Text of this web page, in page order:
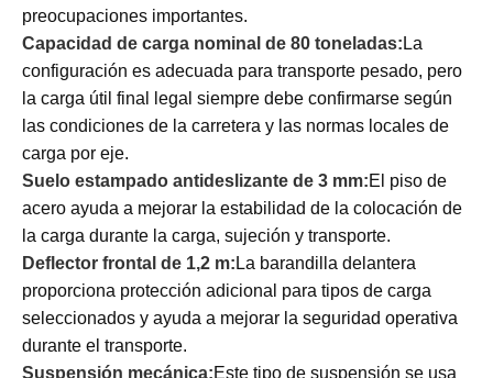
preocupaciones importantes.
Capacidad de carga nominal de 80 toneladas: La
configuración es adecuada para transporte pesado, pero
la carga útil final legal siempre debe confirmarse según
las condiciones de la carretera y las normas locales de
carga por eje.
Suelo estampado antideslizante de 3 mm:El piso de
acero ayuda a mejorar la estabilidad de la colocación de
la carga durante la carga, sujeción y transporte.
Deflector frontal de 1,2 m: La barandilla delantera
proporciona protección adicional para tipos de carga
seleccionados y ayuda a mejorar la seguridad operativa
durante el transporte.
Suspensión mecánica:Este tipo de suspensión se usa